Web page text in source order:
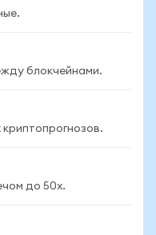
блокчейнами.
криптопрогнозов.
до 50x.